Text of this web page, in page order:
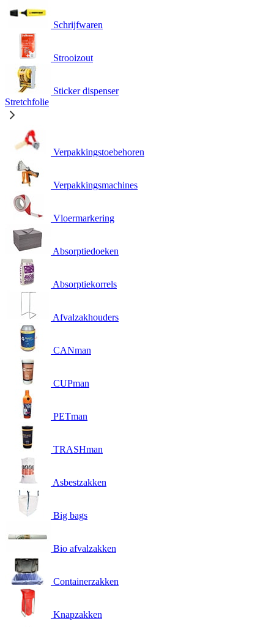
Schrijfwaren
Strooizout
Sticker dispenser
Stretchfolie
Verpakkingstoebehoren
Verpakkingsmachines
Vloermarkering
Absorptiedoeken
Absorptiekorrels
Afvalzakhouders
CANman
CUPman
PETman
TRASHman
Asbestzakken
Big bags
Bio afvalzakken
Containerzakken
Knapzakken